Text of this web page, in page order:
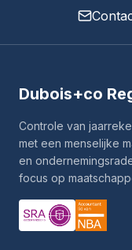
Dubois+co
Controle van
met een menselijke
en
focus op